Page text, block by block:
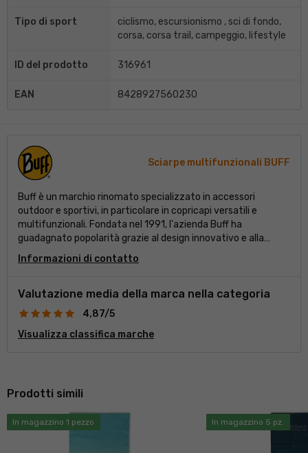
Tipo di sport
ciclismo, escursionismo , sci di fondo,
corsa, corsa trail, campeggio, lifestyle
ID del prodotto 316961
EAN 8428927560230
Sciarpe multifunzionali BUFF
Buff è un marchio rinomato specializzato in accessori
outdoor e sportivi, in particolare in copricapi versatili e
multifunzionali. Fondata nel 1991, l'azienda Buff ha
guadagnato popolarità grazie al design innovativo e alla
funzionalità dei suoi prodotti. Grazie alla sua versatilità,
funzionalità e protezione dalle intemperie, Buff è un marchio
prodotti Buff ti garantiranno comfort e protezione in
condizioni difficili!
Informazioni di contatto
Valutazione media della marca nella categoria
4,87/5
Visualizza classifica marche
Prodotti simili
In magazzino 1 pezzo In magazzino 5 pz.